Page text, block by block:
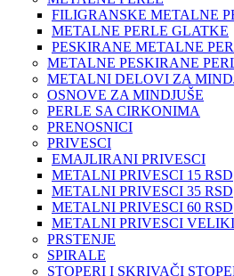
FILIGRANSKE METALNE
METALNE PERLE GLATKE
PESKIRANE METALNE
METALNE PESKIRANE
METALNI DELOVI ZA
OSNOVE ZA MINDJUŠE
PERLE SA CIRKONIMA
PRENOSNICI
PRIVESCI
EMAJLIRANI PRIVESCI
METALNI PRIVESCI 15 RSD
METALNI PRIVESCI 35 RSD
METALNI PRIVESCI 60 RSD
METALNI PRIVESCI VELIKI
PRSTENJE
SPIRALE
STOPERI I SKRIVAČI